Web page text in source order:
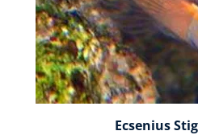
Ecsenius